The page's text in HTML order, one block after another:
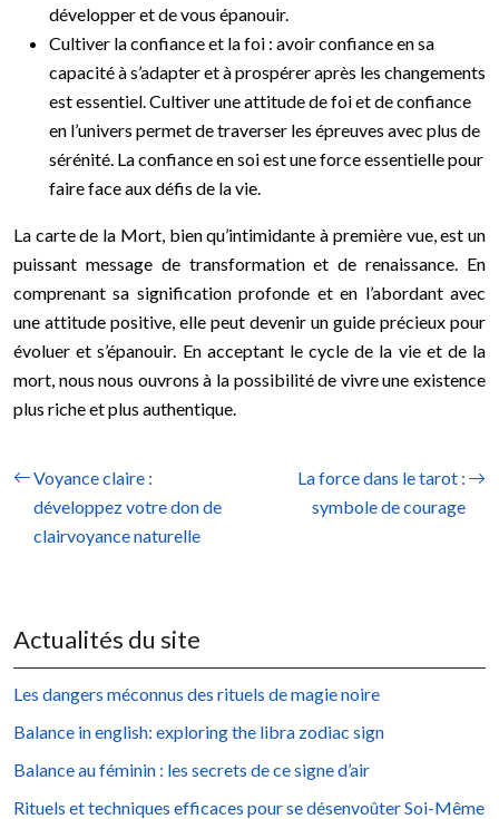
développer et de vous épanouir.
Cultiver la confiance et la foi : avoir confiance en sa
capacité à s’adapter et à prospérer après les changements
est essentiel. Cultiver une attitude de foi et de confiance
en l’univers permet de traverser les épreuves avec plus de
sérénité. La confiance en soi est une force essentielle pour
faire face aux défis de la vie.
La carte de la Mort, bien qu’intimidante à première vue, est un
puissant message de transformation et de renaissance. En
comprenant sa signification profonde et en l’abordant avec
une attitude positive, elle peut devenir un guide précieux pour
évoluer et s’épanouir. En acceptant le cycle de la vie et de la
mort, nous nous ouvrons à la possibilité de vivre une existence
plus riche et plus authentique.
Voyance claire :
développez votre don de
clairvoyance naturelle
La force dans le tarot :
symbole de courage
Actualités du site
Les dangers méconnus des rituels de magie noire
Balance in english: exploring the libra zodiac sign
Balance au féminin : les secrets de ce signe d’air
Rituels et techniques efficaces pour se désenvoûter Soi-Même